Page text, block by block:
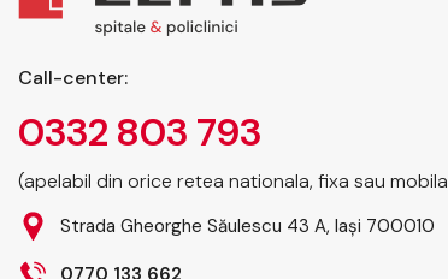
Call-center:
0332 803 793
(apelabil din orice retea nationala, fixa sau
Strada Gheorghe Săulescu 43 A, Iași 700010